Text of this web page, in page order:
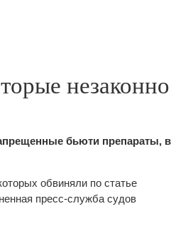
незаконно
бьюти препараты, в
обвиняли по статье
пресс-служба судов